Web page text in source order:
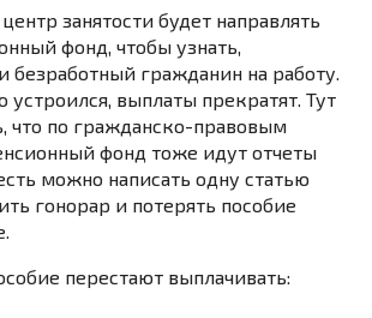
занятости будет направлять
фонд, чтобы узнать,
безработный гражданин на работу.
устроился, выплаты прекратят. Тут
что по гражданско-правовым
фонд тоже идут отчеты
можно написать одну статью
гонорар и потерять пособие
перестают выплачивать: